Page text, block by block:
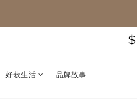
$
好萩生活 品牌故事